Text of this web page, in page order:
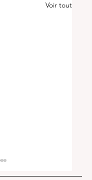
Voir tout